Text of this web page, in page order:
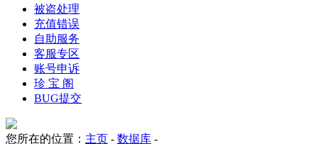
被盗处理
充值错误
自助服务
客服专区
账号申诉
珍 宝 阁
BUG提交
您所在的位置： 主页 数据库